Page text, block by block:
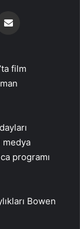
film
medya
programı
Bowen